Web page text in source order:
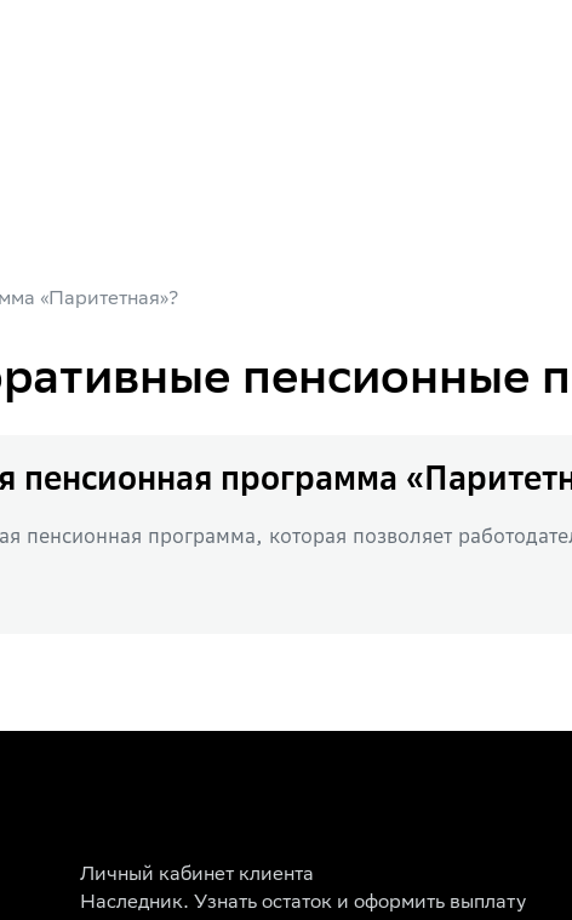
«Паритетная»?
пенсионные
пенсионная программа
пенсионная программа, которая позволяет
Личный кабинет клиента
Наследник. Узнать остаток и оформить выплату